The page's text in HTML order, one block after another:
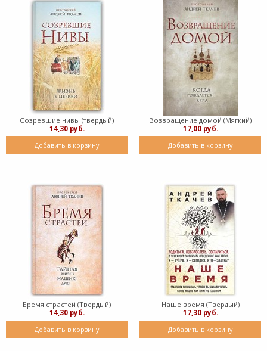
Созревшие нивы (твердый)
14,30 руб.
Добавить в корзину
Возвращение домой (Мягкий)
17,00 руб.
Добавить в корзину
Бремя страстей (Твердый)
14,30 руб.
Добавить в корзину
Наше время (Твердый)
17,30 руб.
Добавить в корзину